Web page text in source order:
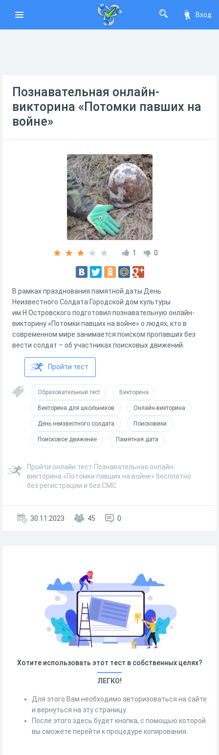
Вход
Познавательная онлайн-
викторина «Потомки павших на
войне»
1 0
В рамках празднования памятной даты День
Неизвестного Солдата Городской дом культуры
им.Н.Островского подготовил познавательную онлайн-
викторину «Потомки павших на войне» о людях, кто в
современном мире занимается поиском пропавших без
вести солдат – об участниках поисковых движений.
Пройти тест
Образовательный тест Викторина
Викторина для школьников Онлайн-викторина
День неизвестного солдата Поисковики
Поисковое движение Памятная дата
Пройти онлайн тест Познавательная онлайн-
викторина «Потомки павших на войне» бесплатно
без регистрации и без СМС
30.11.2023 45 0
Хотите использовать этот тест в собственных целях?
ЛЕГКО!
Для этого Вам необходимо авторизоваться на сайте
и вернуться на эту страницу.
После этого здесь будет кнопка, с помощью которой
вы сможете перейти к процедуре копирования.